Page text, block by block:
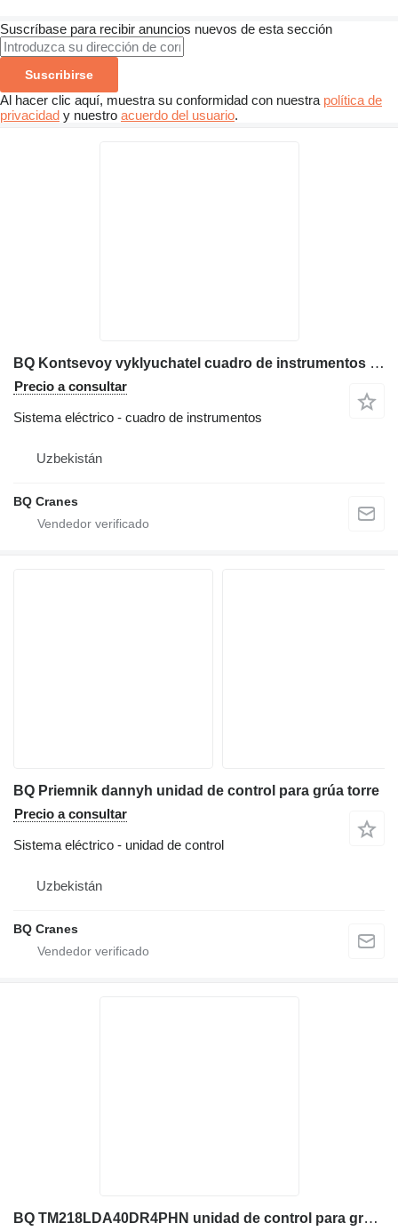
Suscríbase para recibir anuncios nuevos de esta sección
Suscribirse
Al hacer clic aquí, muestra su conformidad con nuestra política de
privacidad y nuestro acuerdo del usuario.
BQ Kontsevoy vyklyuchatel cuadro de instrumentos para grúa torre
Precio a consultar
Sistema eléctrico - cuadro de instrumentos
Uzbekistán
BQ Cranes
BQ Priemnik dannyh unidad de control para grúa torre
Precio a consultar
Sistema eléctrico - unidad de control
Uzbekistán
BQ Cranes
BQ TM218LDA40DR4PHN unidad de control para grúa torre